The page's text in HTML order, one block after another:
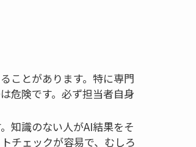
ことがあります。特に専門
危険です。必ず担当者自身
知識のない人がAI結果をそ
チェックが容易で、むしろ